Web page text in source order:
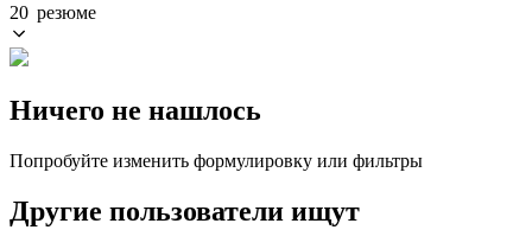
20 резюме
Ничего не нашлось
Попробуйте изменить формулировку или фильтры
Другие пользователи ищут